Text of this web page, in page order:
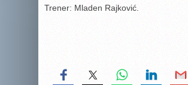
Trener: Mladen Rajković.